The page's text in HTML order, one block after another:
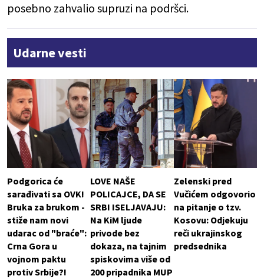
posebno zahvalio supruzi na podršci.
Udarne vesti
Podgorica će
sarađivati sa OVK!
Bruka za brukom -
stiže nam novi
udarac od "braće":
Crna Gora u
vojnom paktu
protiv Srbije?!
LOVE NAŠE
POLICAJCE, DA SE
SRBI ISELJAVAJU:
Na KiM ljude
privode bez
dokaza, na tajnim
spiskovima više od
200 pripadnika MUP
Zelenski pred
Vučićem odgovorio
na pitanje o tzv.
Kosovu: Odjekuju
reči ukrajinskog
predsednika